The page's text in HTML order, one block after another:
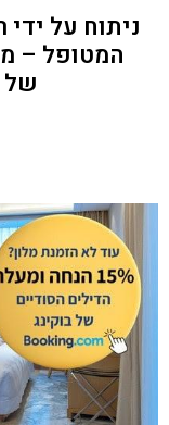
ניתוח על
המטופל –